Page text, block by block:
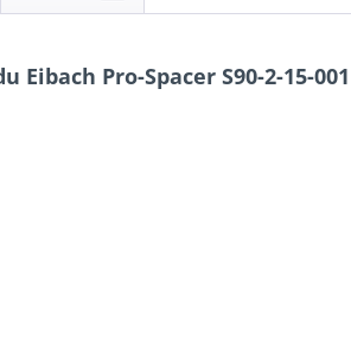
Eibach Pro-Spacer S90-2-15-